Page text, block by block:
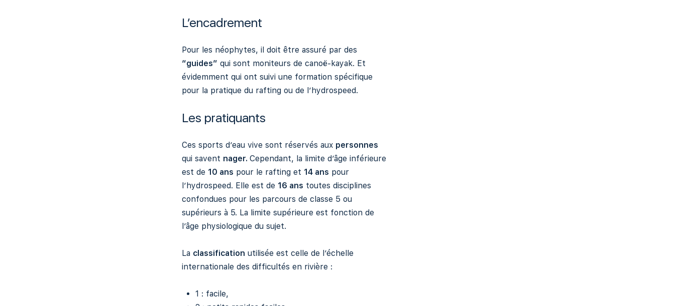
L’encadrement
Pour les néophytes, il doit être assuré par des
“guides” qui sont moniteurs de canoë-kayak. Et
évidemment qui ont suivi une formation spécifique
pour la pratique du rafting ou de l’hydrospeed.
Les pratiquants
Ces sports d’eau vive sont réservés aux personnes
qui savent nager. Cependant, la limite d’âge inférieure
est de 10 ans pour le rafting et 14 ans pour
l’hydrospeed. Elle est de 16 ans toutes disciplines
confondues pour les parcours de classe 5 ou
supérieurs à 5. La limite supérieure est fonction de
l’âge physiologique du sujet.
La classification utilisée est celle de l’échelle
internationale des difficultés en rivière :
1 : facile,